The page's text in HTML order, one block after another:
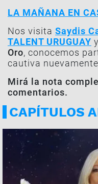
LA MAÑANA EN
Nos visita Saydis
TALENT URUGUAY
Oro, conocemos
cautiva
Mirá la nota
comentarios.
CAPÍTULOS